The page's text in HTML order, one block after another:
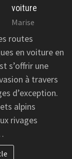
voiture
Marise
routes
en voiture en
s’offrir une
à travers
d’exception.
alpins
rivages